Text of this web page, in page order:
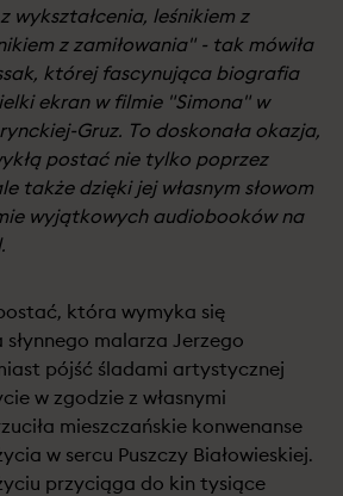
wykształcenia, leśnikiem z
z zamiłowania" - tak mówiła
której fascynująca biografia
ekran w filmie "Simona" w
Gruz. To doskonała okazja,
postać nie tylko poprzez
także dzięki jej własnym słowom
wyjątkowych audiobooków na
która wymyka się
malarza Jerzego
pójść śladami artystycznej
w zgodzie z własnymi
mieszczańskie konwenanse
w sercu Puszczy Białowieskiej.
przyciąga do kin tysiące